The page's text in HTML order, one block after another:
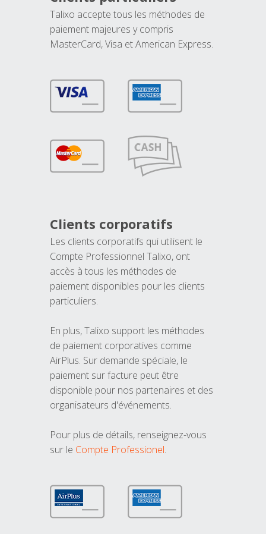
Talixo accepte tous les méthodes de
paiement majeures y compris
MasterCard, Visa et American Express.
Clients corporatifs
Les clients corporatifs qui utilisent le
Compte Professionnel Talixo, ont
accès à tous les méthodes de
paiement disponibles pour les clients
particuliers.
En plus, Talixo support les méthodes
de paiement corporatives comme
AirPlus. Sur demande spéciale, le
paiement sur facture peut être
disponible pour nos partenaires et des
organisateurs d'événements.
Pour plus de détails, renseignez-vous
sur le Compte Professionel.